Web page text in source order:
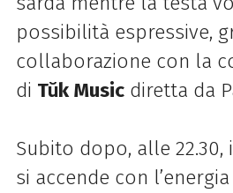
possibilità espressive,
collaborazione con la
di Tŭk Musicdiretta da
Subito dopo, alle
si accende con